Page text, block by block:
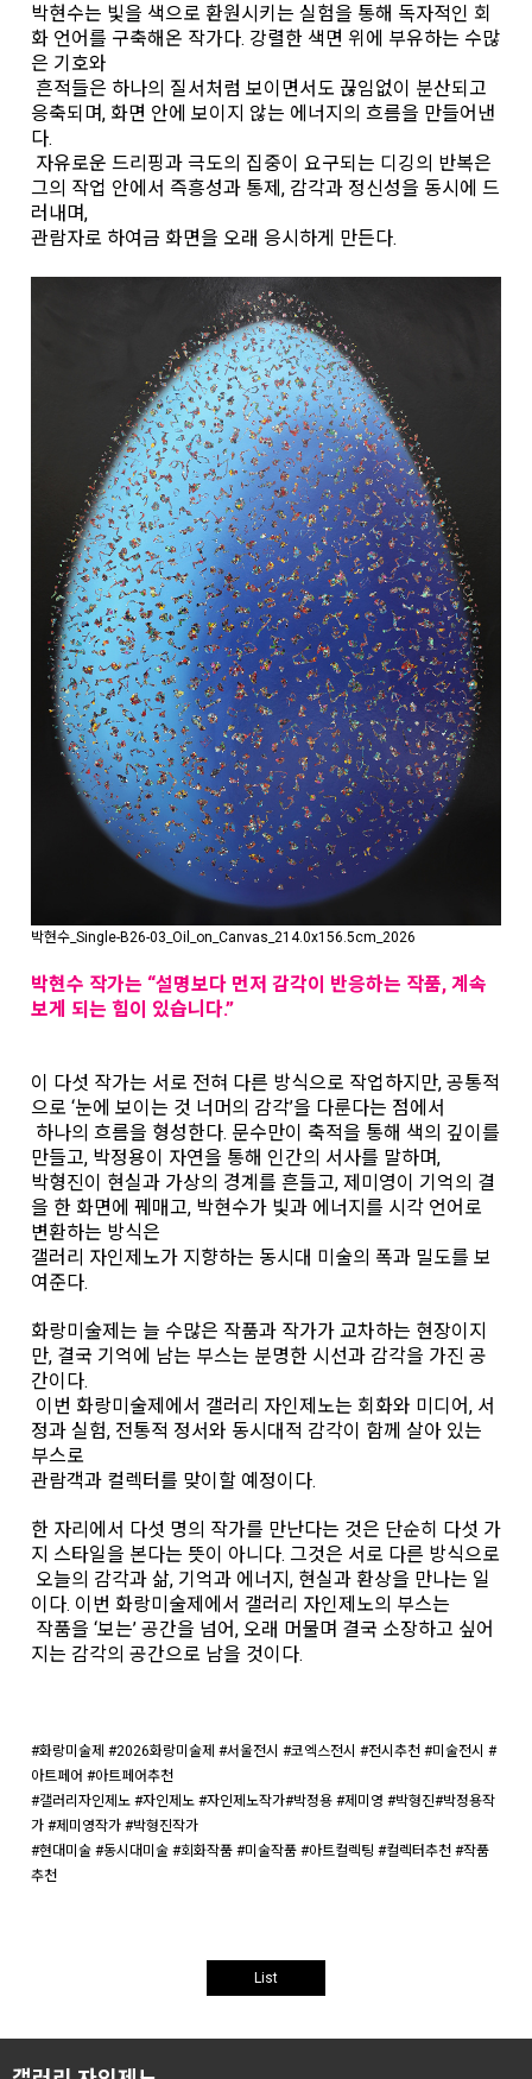
박현수는 빛을 색으로 환원시키는 실험을 통해 독자적인 회
화 언어를 구축해온 작가다. 강렬한 색면 위에 부유하는 수많
은 기호와
흔적들은 하나의 질서처럼 보이면서도 끊임없이 분산되고
응축되며, 화면 안에 보이지 않는 에너지의 흐름을 만들어낸
다.
자유로운 드리핑과 극도의 집중이 요구되는 디깅의 반복은
그의 작업 안에서 즉흥성과 통제, 감각과 정신성을 동시에 드
러내며,
관람자로 하여금 화면을 오래 응시하게 만든다.
박현수_Single-B26-03_Oil_on_Canvas_214.0x156.5cm_2026
박현수 작가는 “설명보다 먼저 감각이 반응하는 작품, 계속
보게 되는 힘이 있습니다.”
이 다섯 작가는 서로 전혀 다른 방식으로 작업하지만, 공통적
으로 ‘눈에 보이는 것 너머의 감각’을 다룬다는 점에서
하나의 흐름을 형성한다. 문수만이 축적을 통해 색의 깊이를
만들고, 박정용이 자연을 통해 인간의 서사를 말하며,
박형진이 현실과 가상의 경계를 흔들고, 제미영이 기억의 결
을 한 화면에 꿰매고, 박현수가 빛과 에너지를 시각 언어로
변환하는 방식은
갤러리 자인제노가 지향하는 동시대 미술의 폭과 밀도를 보
여준다.
화랑미술제는 늘 수많은 작품과 작가가 교차하는 현장이지
만, 결국 기억에 남는 부스는 분명한 시선과 감각을 가진 공
간이다.
이번 화랑미술제에서 갤러리 자인제노는 회화와 미디어, 서
정과 실험, 전통적 정서와 동시대적 감각이 함께 살아 있는
부스로
관람객과 컬렉터를 맞이할 예정이다.
한 자리에서 다섯 명의 작가를 만난다는 것은 단순히 다섯 가
지 스타일을 본다는 뜻이 아니다. 그것은 서로 다른 방식으로
오늘의 감각과 삶, 기억과 에너지, 현실과 환상을 만나는 일
이다. 이번 화랑미술제에서 갤러리 자인제노의 부스는
작품을 ‘보는’ 공간을 넘어, 오래 머물며 결국 소장하고 싶어
지는 감각의 공간으로 남을 것이다.
#화랑미술제 #2026화랑미술제 #서울전시 #코엑스전시 #전시추천 #미술전시 #
아트페어 #아트페어추천
#갤러리자인제노 #자인제노 #자인제노작가#박정용 #제미영 #박형진#박정용작
가 #제미영작가 #박형진작가
​#현대미술 #동시대미술 #회화작품 #미술작품 #아트컬렉팅 #컬렉터추천 #작품
추천
List